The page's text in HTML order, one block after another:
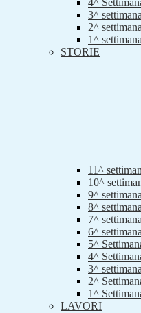
4^
3^
2^
1^
STORIE
11^
10^
9^
8^
7^
6^
5^
4^
3^
2^
1^
LAVORI